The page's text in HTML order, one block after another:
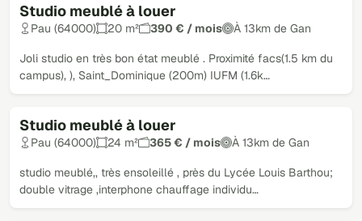
Studio meublé à louer
Loué
Pau (64000) 20 m² 390 € / mois À 13km de Gan
Joli studio en très bon état meublé . Proximité facs(1.5 km du
campus), ), Saint_Dominique (200m) IUFM (1.6k…
Studio meublé à louer
Loué
Pau (64000) 24 m² 365 € / mois À 13km de Gan
studio meublé,, très ensoleillé , près du Lycée Louis Barthou;
double vitrage ,interphone chauffage individu…